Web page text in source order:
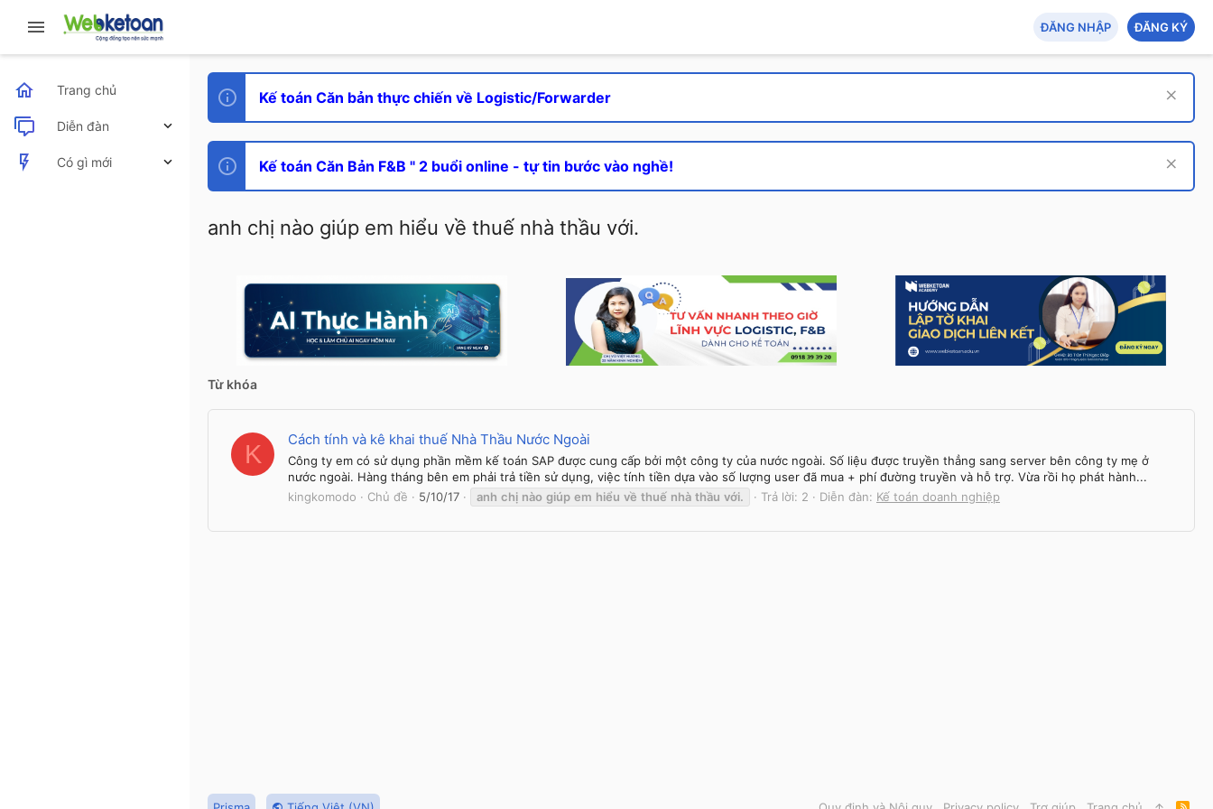
ĐĂNG NHẬP ĐĂNG KÝ
Trang chủ
Diễn đàn
Bài viết mớiCó gì mới
Kế toán Căn bản thực chiến về Logistic/Forwarder
Kế toán Căn Bản F&B " 2 buổi online - tự tin bước vào nghề!
anh chị nào giúp em hiểu về thuế nhà thầu với.
Từ khóa
K Cách tính và kê khai thuế Nhà Thầu Nước Ngoài
Công ty em có sử dụng phần mềm kế toán SAP được cung cấp bởi một công ty của nước ngoài. Số liệu được truyền thẳng sang server bên công ty mẹ ở
nước ngoài. Hàng tháng bên em phải trả tiền sử dụng, việc tính tiền dựa vào số lượng user đã mua + phí đường truyền và hỗ trợ. Vừa rồi họ phát hành...
kingkomodo
Chủ đề 5/10/17 anh chị nào giúp em hiểu về thuế nhà thầu với. Trả lời: 2 Diễn đàn: Kế toán doanh nghiệp
R